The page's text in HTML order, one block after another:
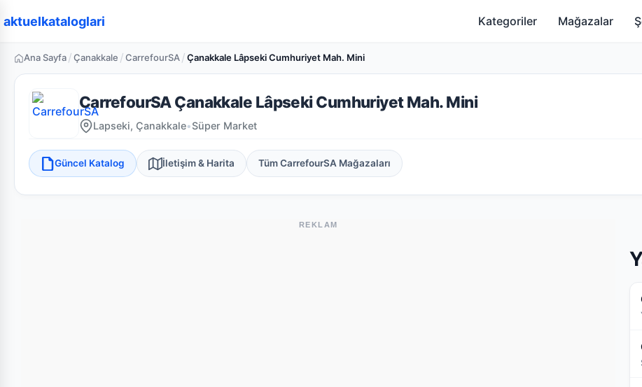
aktuelkataloglari Kategoriler Mağazalar
Ana Sayfa/Çanakkale /CarrefourSA/Çanakkale Lâpseki Cumhuriyet Mah. Mini
CarrefourSA Çanakkale Lâpseki Cumhuriyet Mah. Mini
Lapseki, Çanakkale•Süper Market
Güncel Katalog İletişim & Harita Tüm CarrefourSA Mağazaları
REKLAM